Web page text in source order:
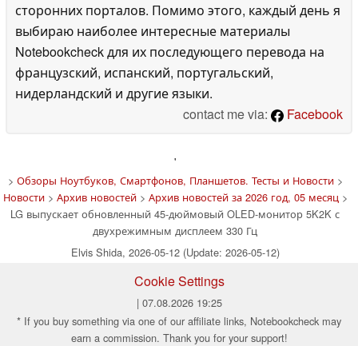
сторонних порталов. Помимо этого, каждый день я
выбираю наиболее интересные материалы
Notebookcheck для их последующего перевода на
французский, испанский, португальский,
нидерландский и другие языки.
contact me via:
Facebook
'
> Обзоры Ноутбуков, Смартфонов, Планшетов. Тесты и Новости>
Новости> Архив новостей> Архив новостей за 2026 год, 05 месяц>
LG выпускает обновленный 45-дюймовый OLED-монитор 5K2K с
двухрежимным дисплеем 330 Гц
Elvis Shida, 2026-05-12 (Update: 2026-05-12)
Cookie Settings
| 07.08.2026 19:25
* If you buy something via one of our affiliate links, Notebookcheck may
earn a commission. Thank you for your support!